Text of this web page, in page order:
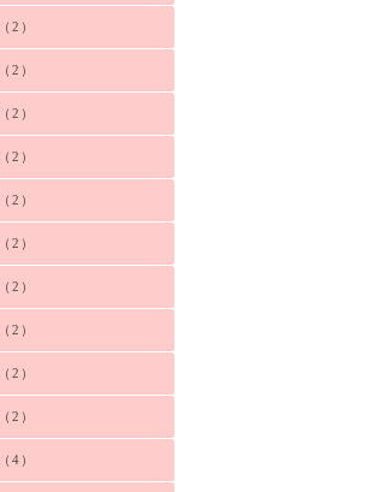
2）
2）
2）
2）
2）
2）
2）
2）
2）
2）
4）